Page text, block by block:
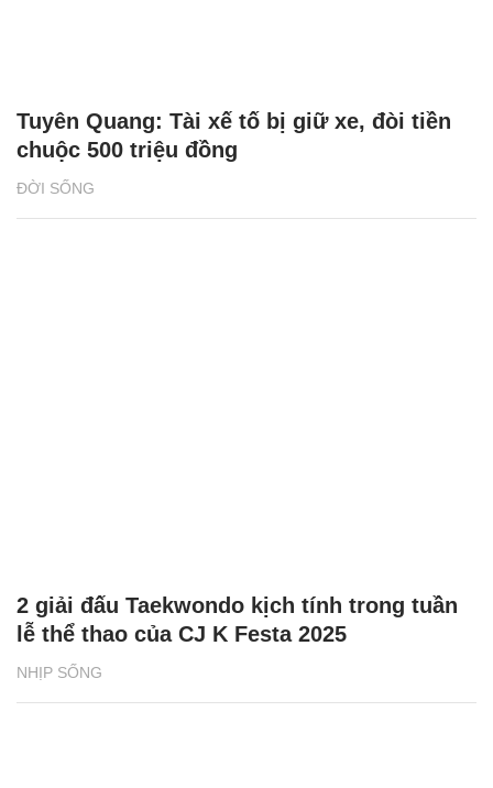
ĐỜI SỐNG
Tuyên Quang: Tài xế tố bị giữ xe, đòi tiền
chuộc 500 triệu đồng
NHỊP SỐNG
2 giải đấu Taekwondo kịch tính trong tuần
lễ thể thao của CJ K Festa 2025